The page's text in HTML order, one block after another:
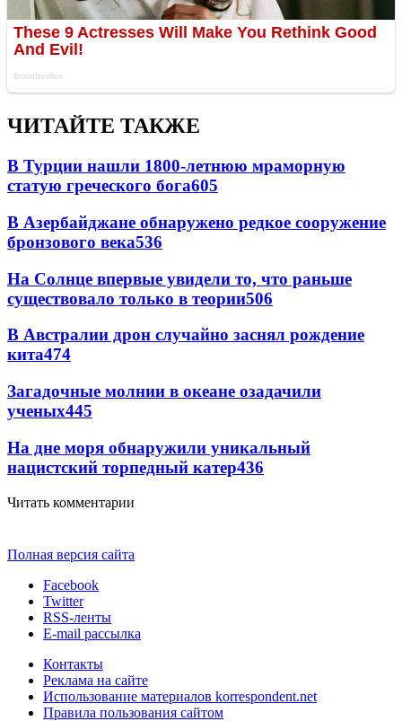
ЧИТАЙТЕ ТАКЖЕ
В Турции нашли 1800-летнюю мраморную
статую греческого бога605
В Азербайджане обнаружено редкое сооружение
бронзового века536
На Солнце впервые увидели то, что раньше
существовало только в теории506
В Австралии дрон случайно заснял рождение
кита474
Загадочные молнии в океане озадачили
ученых445
На дне моря обнаружили уникальный
нацистский торпедный катер436
Читать комментарии
Полная версия сайта
Facebook
Twitter
RSS-ленты
E-mail рассылка
Контакты
Реклама на сайте
Использование материалов korrespondent.net
Правила пользования сайтом